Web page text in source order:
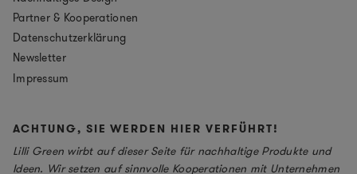
Partner & Kooperationen
Datenschutzerklärung
Newsletter
Impressum
ACHTUNG, SIE WERDEN HIER VERFÜHRT!
Lilli Green wirbt auf dieser Seite für nachhaltige Produkte und
Ideen. Wir setzen auf sinnvolle Kooperationen mit Unternehmen